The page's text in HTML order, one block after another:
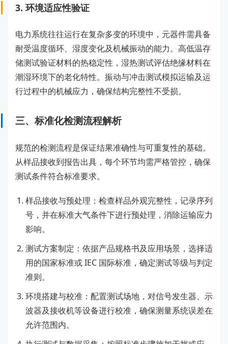
3. 环境适应性验证
电力系统往往运行在复杂多变的环境中，元器件需具备
耐受温度循环、湿度变化及机械振动的能力。高低温存
储测试验证材料的热稳定性，湿热测试评估绝缘材料在
潮湿环境下的老化特性。振动与冲击测试模拟运输及运
行过程中的机械应力，确保结构完整性不受损。
三、标准化检测流程解析
规范的检测流程是保证结果准确性与可重复性的基础。
从样品接收到报告出具，每个环节均需严格管控，确保
测试条件符合标准要求。
样品接收与预处理：检查样品外观完整性，记录序列
号，并在标准大气条件下进行预处理，消除运输应力
影响。
测试方案制定：依据产品规格书及应用场景，选择适
用的国家标准或 IEC 国际标准，确定测试等级与判定
准则。
环境搭建与校准：配置测试场地，对信号发生器、示
波器及接收机等设备进行校准，确保测量系统误差在
允许范围内。